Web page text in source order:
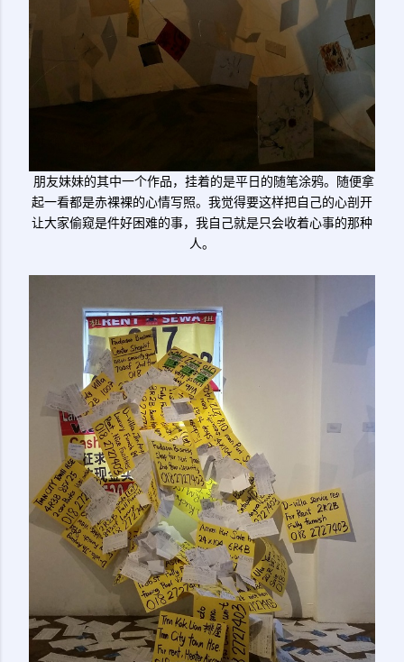
朋友妹妹的其中一个作品，挂着的是平日的随笔涂鸦。随便拿
起一看都是赤裸裸的心情写照。我觉得要这样把自己的心剖开
让大家偷窥是件好困难的事，我自己就是只会收着心事的那种
人。